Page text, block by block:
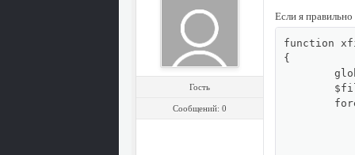
Если я правильно
function
{
Гость
Сообщений: 0